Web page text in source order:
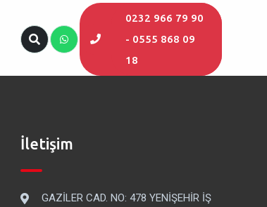
0232 966 79 90
- 0555 868 09
18
İletişim
GAZİLER CAD. NO: 478 YENİŞEHİR İŞ